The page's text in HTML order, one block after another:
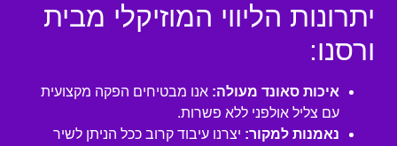
יתרונות הליווי המוזיקלי מבית
ורסנו:
איכות סאונד מעולה: אנו מבטיחים הפקה מקצועית
עם צליל אולפני ללא פשרות.
נאמנות למקור: יצרנו עיבוד קרוב ככל הניתן לשיר